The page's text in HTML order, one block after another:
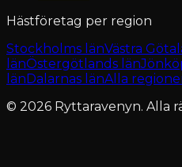
Hästföretag per region
Stockholms länVästra
länÖstergötlands län
länDalarnas länAlla
© 2026 Ryttaravenyn. Alla